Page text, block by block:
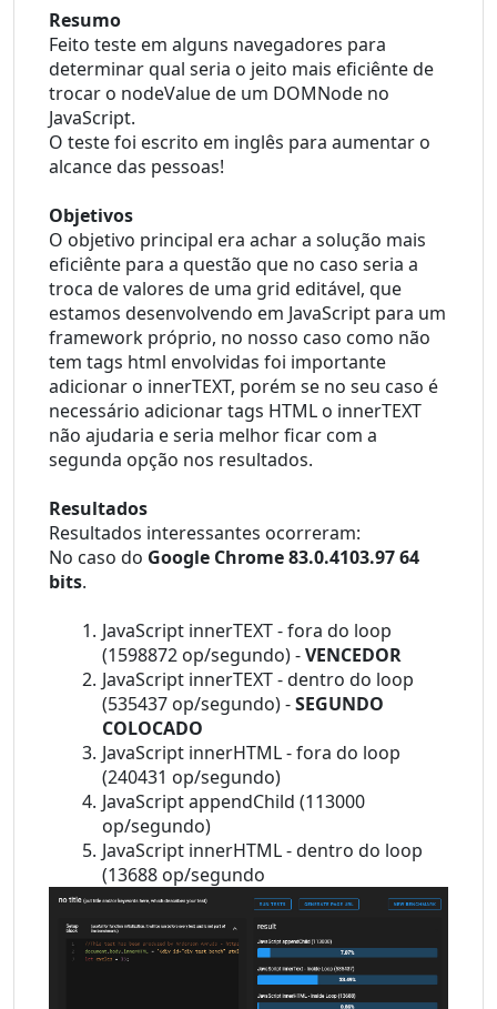
Resumo
Feito teste em alguns navegadores para
determinar qual seria o jeito mais eficiênte de
trocar o nodeValue de um DOMNode no
JavaScript.
O teste foi escrito em inglês para aumentar o
alcance das pessoas!
Objetivos
O objetivo principal era achar a solução mais
eficiênte para a questão que no caso seria a
troca de valores de uma grid editável, que
estamos desenvolvendo em JavaScript para um
framework próprio, no nosso caso como não
tem tags html envolvidas foi importante
adicionar o innerTEXT, porém se no seu caso é
necessário adicionar tags HTML o innerTEXT
não ajudaria e seria melhor ficar com a
segunda opção nos resultados.
Resultados
Resultados interessantes ocorreram:
No caso do Google Chrome 83.0.4103.97 64
bits.
JavaScript innerTEXT - fora do loop
(1598872 op/segundo) - VENCEDOR
JavaScript innerTEXT - dentro do loop
(535437 op/segundo) - SEGUNDO
COLOCADO
JavaScript innerHTML - fora do loop
(240431 op/segundo)
JavaScript appendChild (113000
op/segundo)
JavaScript innerHTML - dentro do loop
(13688 op/segundo